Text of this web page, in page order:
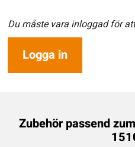
Du måste vara inloggad för
Logga in
Zubehör passend zum